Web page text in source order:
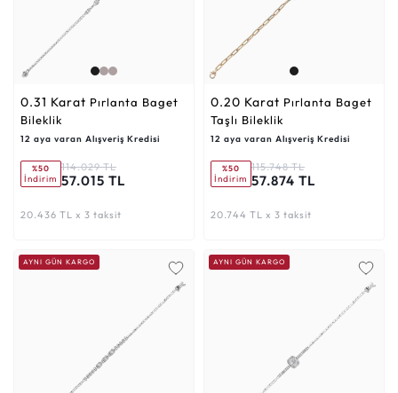
0.31 Karat
Bileklik
12 aya varan Alışveriş Kredisi
%50
İndirim
114.029 TL
57.015 TL
20.436 TL x 3 taksit
0.20 Karat
Taşlı Bileklik
12 aya varan Alışveriş Kredisi
%50
İndirim
115.748 TL
57.874 TL
20.744 TL x 3 taksit
AYNI GÜN KARGO AYNI GÜN KARGO